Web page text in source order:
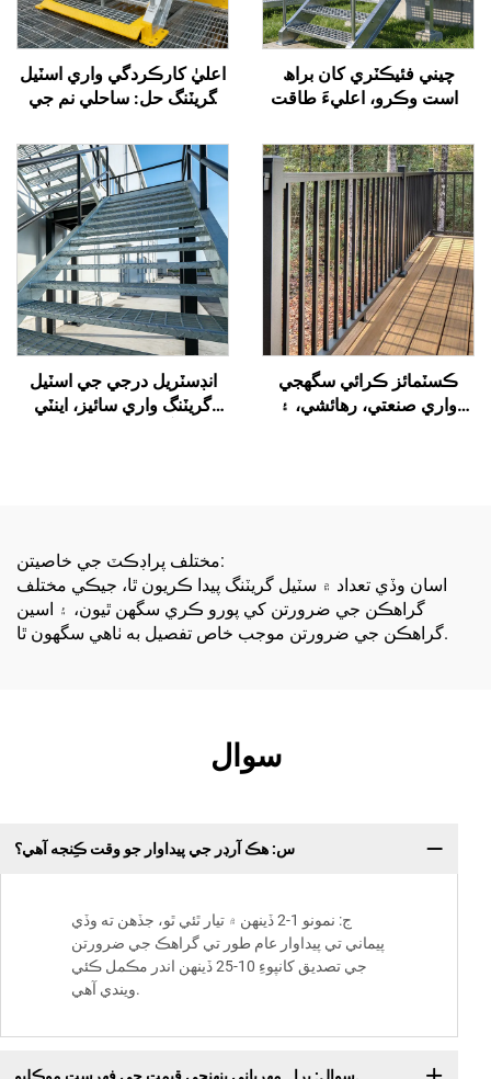
اعليٰ كارڪردگي واري اسٽيل
گريٽنگ حل: ساحلي نم جي
ملازمين جي سلِپ کي روڪي
ٿو، ۽ گندگي کي گھٽ ڪري ٿو
چيني فئيڪٽري کان براھ
راست وڪرو، اعليءَ طاقت
واري، ۽ ڪسٽمائز ڪرائي
سگھجي واري نئين توانائي لاءِ
سلپ روزگار فولاد گريلنگ،
جيڪا فوٽوولٽائيڪ/هوائي/
توانائي اسٽوريج منصوبن لاءِ
مناسب آهي
انڊسٽريل درجي جي اسٽيل
گريٽنگ واري سائيز، اينٽي
ڪسٽمائز ڪرائي سگھجي
واري صنعتي، رهائشي، ۽
مختلف پراڊڪٽ جي خاصيتن:
اسان وڏي تعداد ۾ سٽيل گريٽنگ پيدا ڪريون ٿا، جيڪي مختلف
گراهڪن جي ضرورتن کي پورو ڪري سگهن ٿيون، ۽ اسين
گراهڪن جي ضرورتن موجب خاص تفصيل به ٺاهي سگهون ٿا.
سوال
س: هڪ آرڊر جي پيداوار جو وقت ڪِنجه آهي؟
ج: نمونو 1-2 ڏينهن ۾ تيار ٿئي ٿو، جڏهن ته وڏي
پيماني تي پيداوار عام طور تي گراهڪ جي ضرورتن
جي تصديق کانپوءِ 10-25 ڏينهن اندر مڪمل ڪئي
ويندي آهي.
سوال: براہ مهرباني پنهنجي قيمت جي فهرست موڪليو.